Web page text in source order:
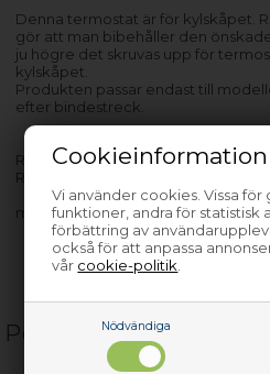
Cookieinformation
Vi använder cookies. Vissa
funktioner, andra för statistisk
förbättring av
också för att anpassa
vår cookie-politik
Nödvändiga
Denna termostat är för kylskåpet.
gör att man bibehåller den
ju högre det skruvas upp för
kylskåpet.
Produkten passar endast till
efter bindestreck.
R5315A - 925671576-00
R5315A - 925671717-00
med flera…
Populära relaterade